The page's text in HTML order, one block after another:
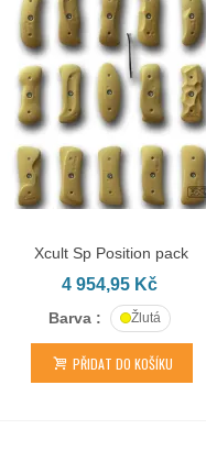
Xcult Sp Position pack
4 954,95 Kč
Barva : Žlutá
PŘIDAT DO KOŠÍKU